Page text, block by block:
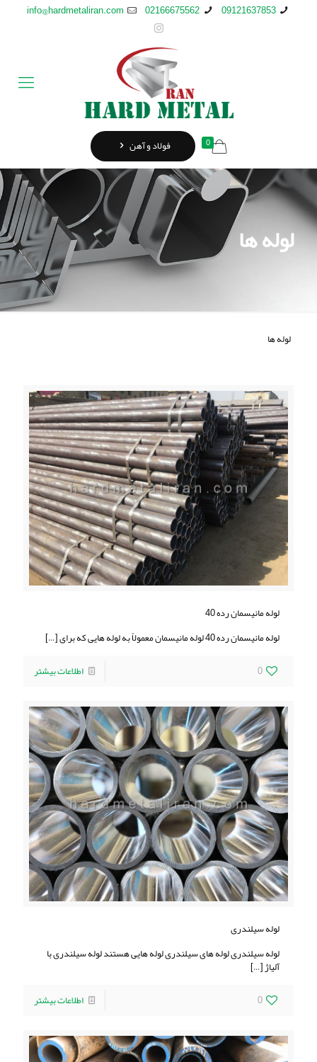
09121637853
02166675562
info@hardmetaliran.com
0 فولاد و آهن
لوله ها
لوله ها
لوله مانیسمان رده 40
لوله مانیسمان رده 40 لوله مانیسمان معمولاً به لوله هایی که برای
[…]
0
اطلاعات بیشتر
لوله سيلندری
لوله سيلندری لوله های سيلندری لوله هايی هستند لوله سيلندری با
آلياژ[…]
0
اطلاعات بیشتر